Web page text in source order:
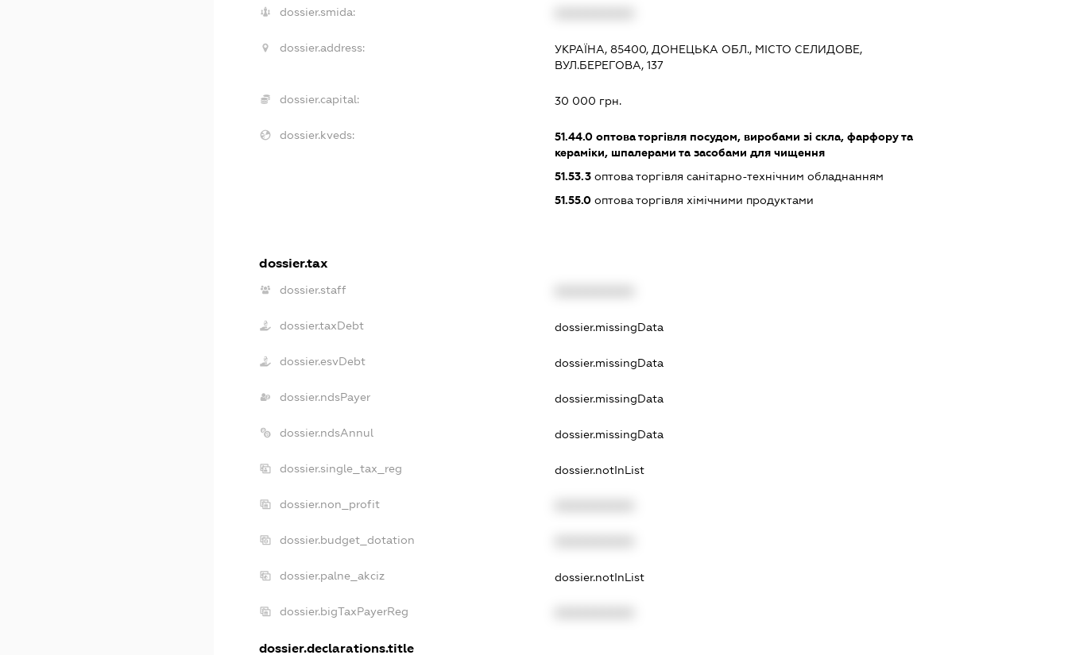
dossier.smida:
dossier.address:
УКРАЇНА, 85400, ДОНЕЦЬКА ОБЛ., МІСТО СЕЛИДОВЕ,
ВУЛ.БЕРЕГОВА, 137
dossier.capital: 30 000 грн.
dossier.kveds: 51.44.0оптова торгівля посудом, виробами зі скла, фарфору та
кераміки, шпалерами та засобами для чищення
51.53.3оптова торгівля санітарно-технічним обладнанням
51.55.0оптова торгівля хімічними продуктами
dossier.tax
dossier.staff
dossier.taxDebt dossier.missingData
dossier.esvDebt dossier.missingData
dossier.ndsPayer dossier.missingData
dossier.ndsAnnul dossier.missingData
dossier.single_tax_reg dossier.notInList
dossier.non_profit
dossier.budget_dotation
dossier.palne_akciz dossier.notInList
dossier.bigTaxPayerReg
dossier.declarations.title